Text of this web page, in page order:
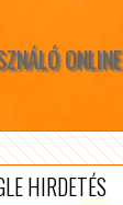
ONLINE
HIRDETÉS